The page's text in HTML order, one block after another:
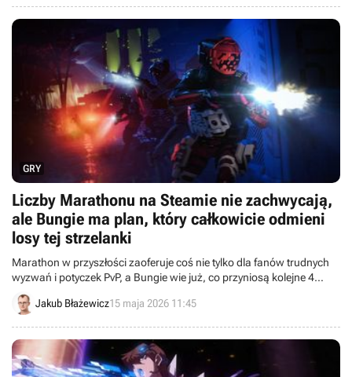
GRY
Liczby Marathonu na Steamie nie zachwycają,
ale Bungie ma plan, który całkowicie odmieni
losy tej strzelanki
Marathon w przyszłości zaoferuje coś nie tylko dla fanów trudnych
wyzwań i potyczek PvP, a Bungie wie już, co przyniosą kolejne 4
sezony gry.
Jakub Błażewicz15 maja 2026 11:45